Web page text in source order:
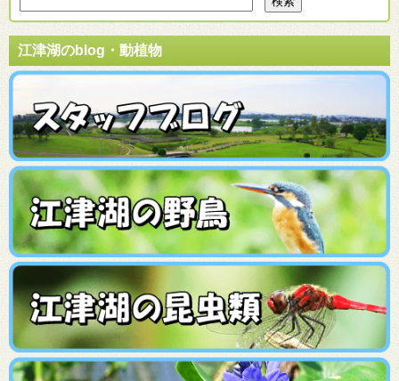
江津湖のblog・動植物